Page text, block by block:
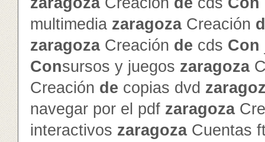
multimedia zaragozaCreación
zaragozaCreación de cds Con
Consursos y juegos zaragoza
Creación de copias dvd
navegar por el pdf zaragoza
interactivos zaragozaCuentas